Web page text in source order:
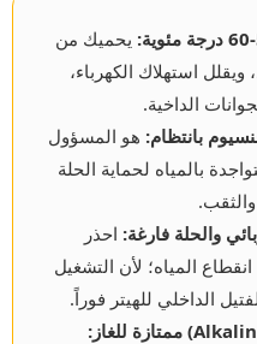
يحميك من
استهلاك الكهرباء،
الداخية.
بانتظام: هو المسؤول
بالمياه لحماية الحلة
والحلة فارغة: احذر
المياه؛ لأن التشغيل
الداخلي للهيتر فوراً.